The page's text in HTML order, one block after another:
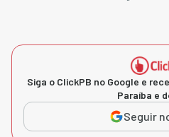
Siga o ClickPB no Google e
Paraíba e
Seguir